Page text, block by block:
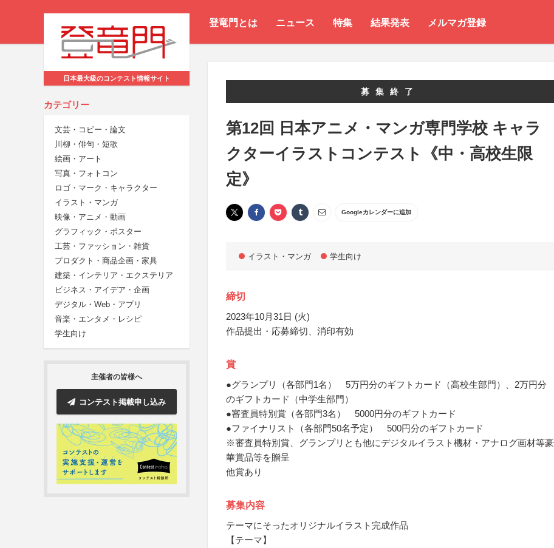
登竜門とは ニュース 特集 結果発表 メルマガ登録
日本最大級のコンテスト情報サイト
カテゴリー
文芸・コピー・論文
川柳・俳句・短歌
絵画・アート
写真・フォトコン
ロゴ・マーク・キャラクター
イラスト・マンガ
映像・アニメ・動画
グラフィック・ポスター
工芸・ファッション・雑貨
プロダクト・商品企画・家具
建築・インテリア・エクステリア
ビジネス・アイデア・企画
デジタル・Web・アプリ
音楽・エンタメ・レシピ
学生向け
主催者の皆様へ
コンテスト掲載申し込み
募集終了
第12回 日本アニメ・マンガ専門学校 キャラ
クターイラストコンテスト《中・高校生限
定》
Googleカレンダーに追加
イラスト・マンガ 学生向け
締切
2023年10月31日 (火)
作品提出・応募締切、消印有効
賞
●グランプリ（各部門1名） 5万円分のギフトカード（高校生部門）、2万円分
のギフトカード（中学生部門）
●審査員特別賞（各部門3名） 5000円分のギフトカード
●ファイナリスト（各部門50名予定） 500円分のギフトカード
※審査員特別賞、グランプリとも他にデジタルイラスト機材・アナログ画材等豪
華賞品等を贈呈
他賞あり
募集内容
テーマにそったオリジナルイラスト完成作品
【テーマ】